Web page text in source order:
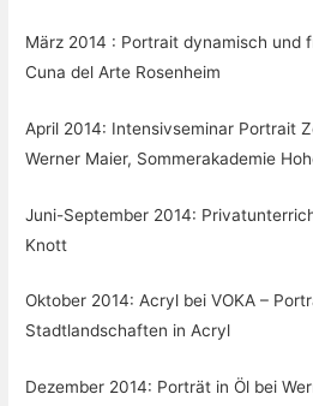
März 2014 : Portrait dynamisch und
Cuna del Arte Rosenheim
April 2014: Intensivseminar Portrait
Werner Maier, Sommerakademie
Juni-September 2014:
Knott
Oktober 2014: Acryl bei VOKA –
Stadtlandschaften in Acryl
Dezember 2014: Porträt in Öl bei